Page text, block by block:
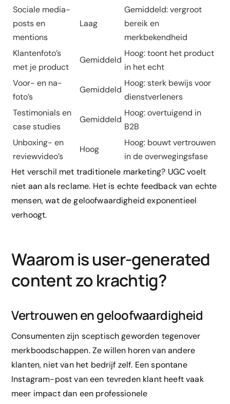
Sociale media-
posts en
mentions
Laag
Gemiddeld: vergroot
bereik en
merkbekendheid
Klantenfoto’s
met je product
Gemiddeld
Hoog: toont het product
in het echt
Voor- en na-
foto’s
Gemiddeld
Hoog: sterk bewijs voor
dienstverleners
Testimonials en
case studies
Gemiddeld
Hoog: overtuigend in
B2B
Unboxing- en
reviewvideo’s
Hoog
Hoog: bouwt vertrouwen
in de overwegingsfase
Het verschil met traditionele marketing? UGC voelt
niet aan als reclame. Het is echte feedback van echte
mensen, wat de geloofwaardigheid exponentieel
verhoogt.
Waarom is user-generated
content zo krachtig?
Vertrouwen en geloofwaardigheid
Consumenten zijn sceptisch geworden tegenover
merkboodschappen. Ze willen horen van andere
klanten, niet van het bedrijf zelf. Een spontane
Instagram-post van een tevreden klant heeft vaak
meer impact dan een professionele